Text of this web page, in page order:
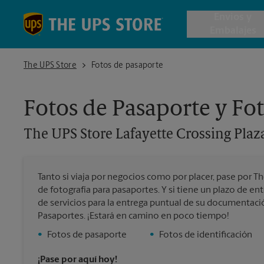
Cajas de
Envío
Todos los
The UPS Store
The UPS Store Lafayette Crossing Plaza
Fotos de pasaporte
Fotos de Pasaporte y
The UPS Store Lafayette Crossing
Tanto si viaja por negocios como por placer, pase por
de fotografía para pasaportes. Y si tiene un plazo de
de servicios para la entrega puntual de su
Pasaportes. ¡Estará en camino en poco tiempo!
•
Fotos de pasaporte • Fotos de identificación
¡Pase por aquí hoy!